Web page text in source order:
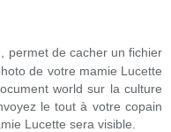
permet de cacher un fichier
de votre mamie Lucette
world sur la culture
le tout à votre copain
Lucette sera visible.